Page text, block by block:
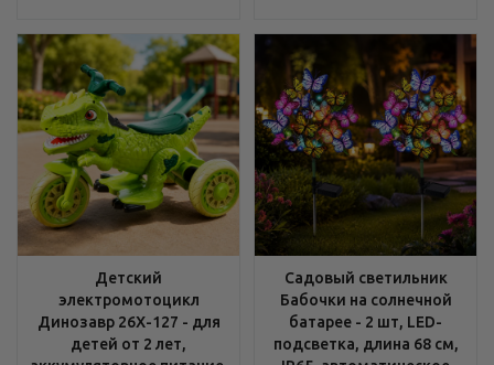
Детский
электромотоцикл
Динозавр 26X-127 - для
детей от 2 лет,
Садовый светильник
Бабочки на солнечной
батарее - 2 шт, LED-
подсветка, длина 68 см,